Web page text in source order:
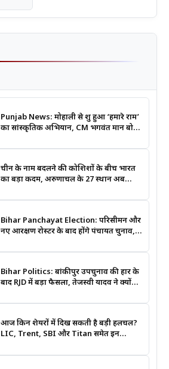
Punjab News: मोहाली से शुरू हुआ ‘हमारे राम’
का सांस्कृतिक अभियान, CM भगवंत मान बोले-
चीन के नाम बदलने की कोशिशों के बीच भारत
का बड़ा कदम, अरुणाचल के 27 स्थान अब
Bihar Panchayat Election: परिसीमन और
नए आरक्षण रोस्टर के बाद होंगे पंचायत चुनाव,
Bihar Politics: बांकीपुर उपचुनाव की हार के
बाद RJD में बड़ा फैसला, तेजस्वी यादव ने क्यों
आज किन शेयरों में दिख सकती है बड़ी हलचल?
LIC, Trent, SBI और Titan समेत इन